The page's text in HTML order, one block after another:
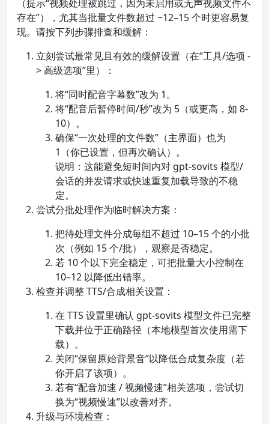
（提示“视频处理被跳过，因为未启用或无声视频文件不
存在”），尤其当批量文件数超过 ~12–15 个时更容易复
现。请按下列步骤排查和缓解：
立刻尝试最常见且有效的缓解设置（在“工具/选项 -
> 高级选项”里）：
将“同时配音字幕数”改为 1。
将“配音后暂停时间/秒”改为 5（或更高，如 8-
10）。
确保“一次处理的文件数”（主界面）也为
1（你已设置，但再次确认）。
说明：这能避免短时间内对 gpt-sovits 模型/
会话的并发请求或快速重复加载导致的不稳
定。
尝试分批处理作为临时解决方案：
把待处理文件分成每组不超过 10–15 个的小批
次（例如 15 个/批），观察是否稳定。
若 10 个以下完全稳定，可把批量大小控制在
10–12 以降低出错率。
检查并调整 TTS/合成相关设置：
在 TTS 设置里确认 gpt-sovits 模型文件已完整
下载并位于正确路径（本地模型首次使用需下
载）。
关闭“保留原始背景音”以降低合成复杂度（若
你开启了该项）。
若有“配音加速 / 视频慢速”相关选项，尝试切
换为“视频慢速”以改善对齐。
升级与环境检查：